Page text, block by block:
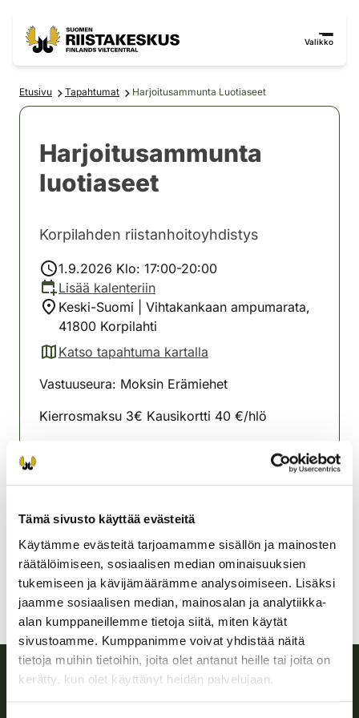
Tämä sivusto käyttää evästeitä
Käytämme evästeitä tarjoamamme sisällön ja mainosten
räätälöimiseen, sosiaalisen median ominaisuuksien
tukemiseen ja kävijämäärämme analysoimiseen. Lisäksi
jaamme sosiaalisen median, mainosalan ja analytiikka-
alan kumppaneillemme tietoja siitä, miten käytät
sivustoamme. Kumppanimme voivat yhdistää näitä
tietoja muihin tietoihin, joita olet antanut heille tai joita on
kerätty, kun olet käyttänyt heidän palvelujaan.
Valikko
Etusivu Tapahtumat Harjoitusammunta Luotiaseet
Harjoitusammunta
luotiaseet
Korpilahden riistanhoitoyhdistys
1.9.2026 Klo: 17:00-20:00
Lisää kalenteriin
Keski-Suomi | Vihtakankaan ampumarata,
41800 Korpilahti
Katso tapahtuma kartalla
(avautuu uuteen välilehteen)
Vastuuseura: Moksin Erämiehet
Kierrosmaksu 3€ Kausikortti 40 €/hlö
Korpilahden riistanhoitoyhdistys
+358401601977
korpilahti@rhy.riista.fi